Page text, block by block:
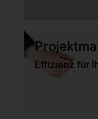
Effizienz für